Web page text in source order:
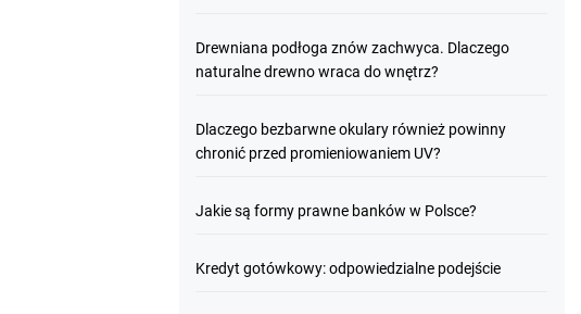
Drewniana podłoga znów zachwyca. Dlaczego
naturalne drewno wraca do wnętrz?
Dlaczego bezbarwne okulary również powinny
chronić przed promieniowaniem UV?
Jakie są formy prawne banków w Polsce?
Kredyt gotówkowy: odpowiedzialne podejście